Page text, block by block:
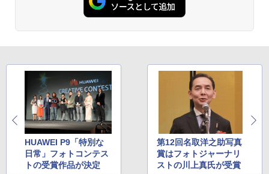
HUAWEI P9「特別な
日常」フォトコンテス
トの受賞作品が決定
第12回名取洋之助写真
賞はフォトジャーナリ
ストの川上真氏が受賞